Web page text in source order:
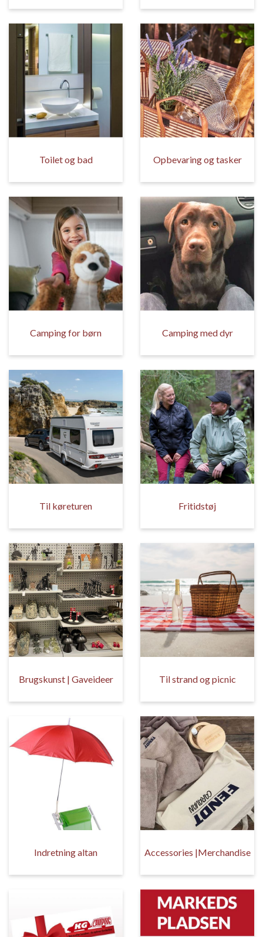
Toilet og bad Opbevaring og tasker
Camping for børn Camping med dyr
Til køreturen Fritidstøj
Brugskunst | Gaveideer Til strand og picnic
Indretning altan Accessories |Merchandise